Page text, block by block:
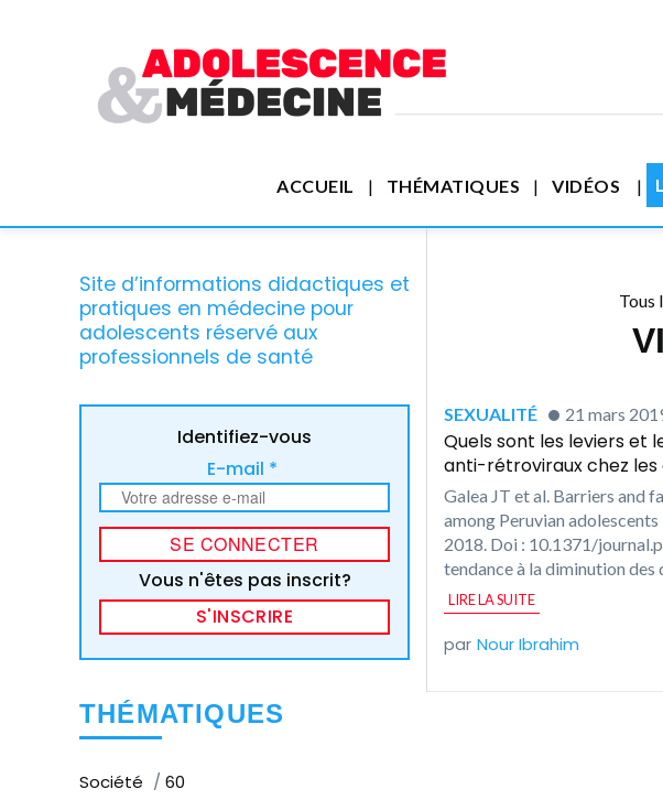
ACCUEIL THÉMATIQUES VIDÉOS
Site d’informations didactiques et
pratiques en médecine pour
adolescents réservé aux
professionnels de santé
Identifiez-vous
E-mail *
Vous n'êtes pas inscrit?
S'INSCRIRE
THÉMATIQUES
Société
60
Tous
SEXUALITÉ 21 mars
Quels sont les leviers et
anti-rétroviraux chez les
Galea JT et al. Barriers and
among Peruvian
2018. Doi : 10.1371/
tendance à la diminution des
LIRE LA SUITE
Nour Ibrahim